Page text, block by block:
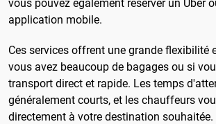
vous pouvez également réserver un Uber
application mobile.
Ces services offrent une grande flexibilité
vous avez beaucoup de bagages ou si
transport direct et rapide. Les temps
généralement courts, et les chauffeurs
directement à votre destination souhaitée.